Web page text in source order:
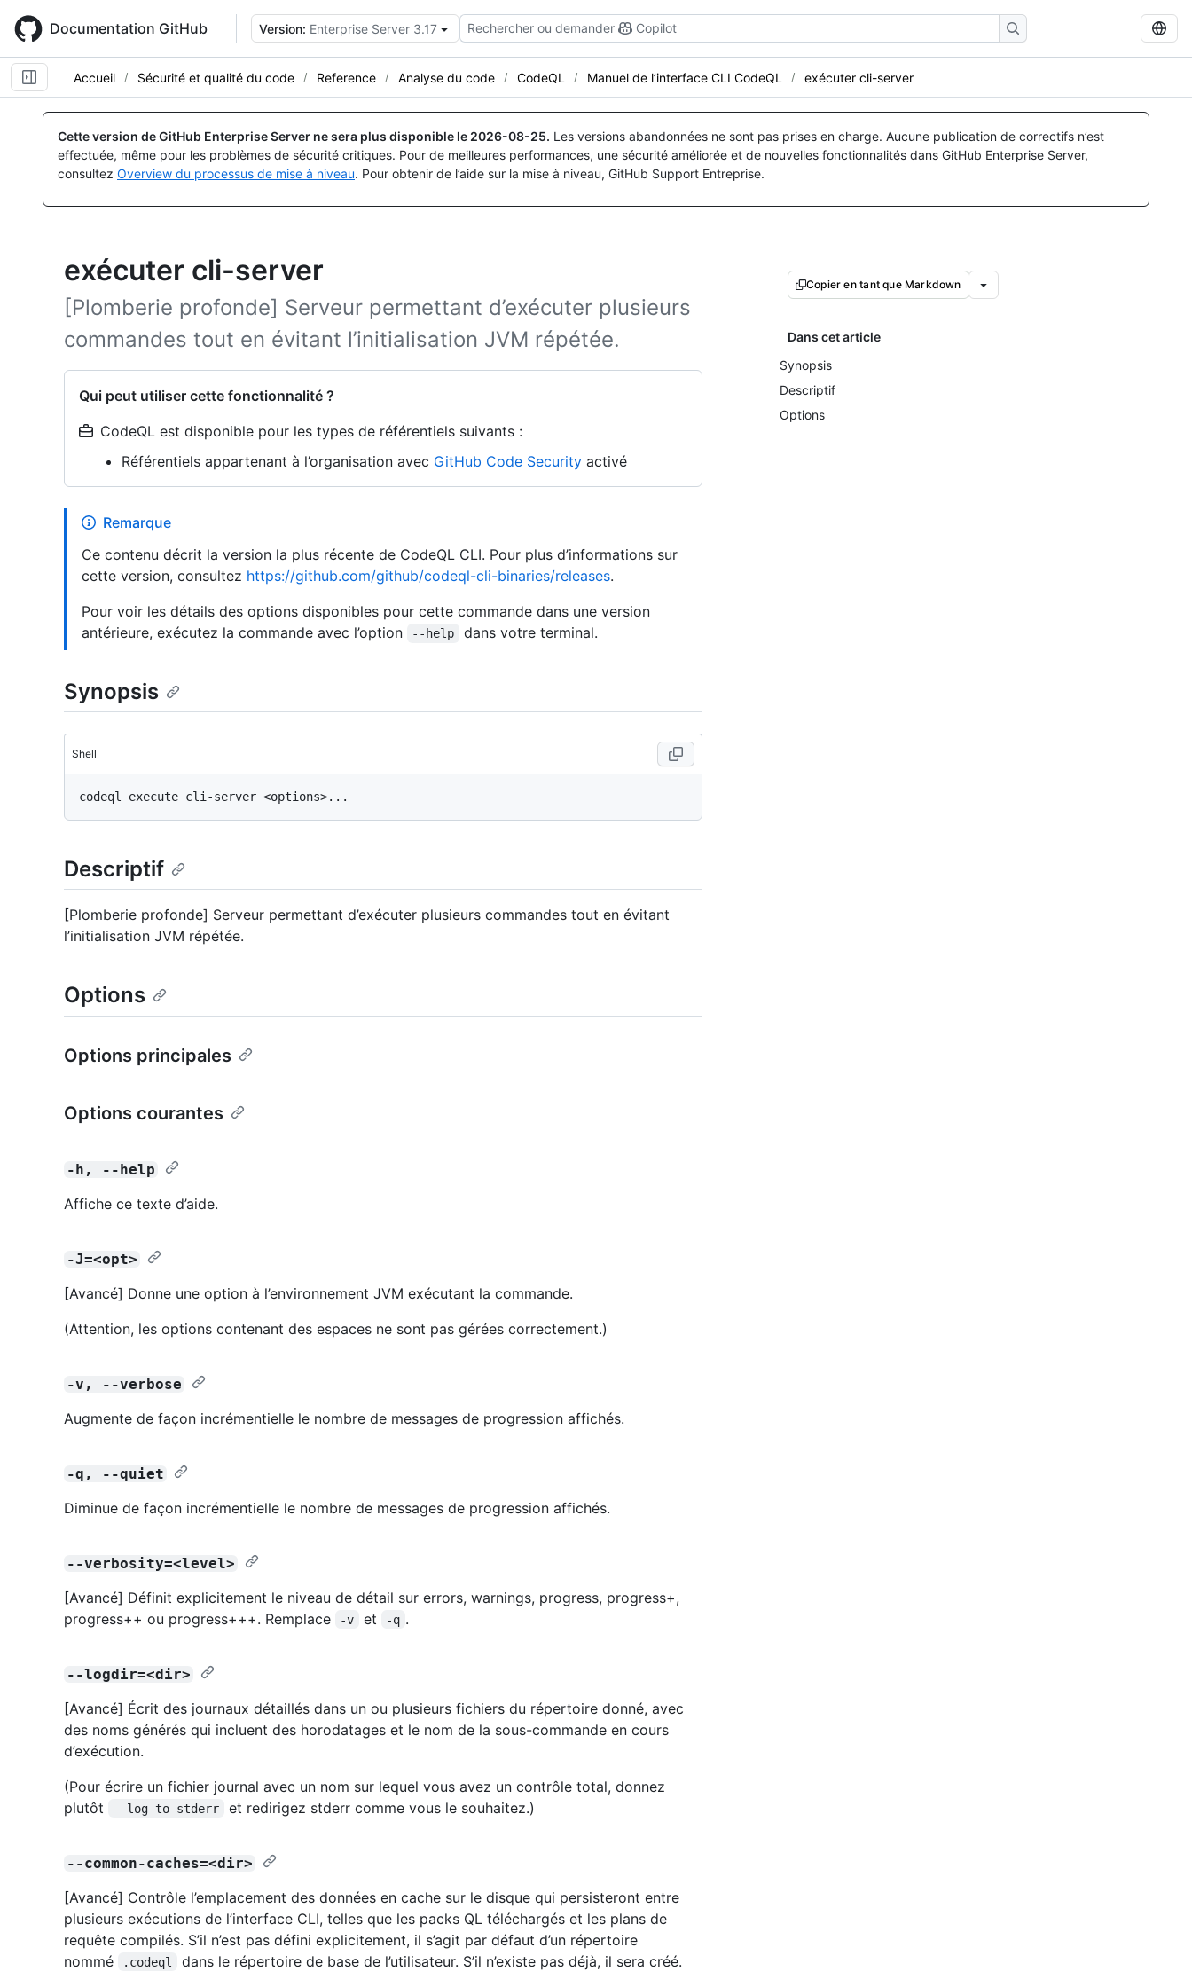
main
content
Documentation GitHub Version: Enterprise Server 3.17 Rechercher ou demander Copilot
Accueil Sécurité et qualité du code Reference Analyse du code CodeQL Manuel de l’interface CLI CodeQL exécuter cli-server
Cette version de GitHub Enterprise Server ne sera plus disponible le 2026-08-25. Les versions abandonnées ne sont pas prises en charge. Aucune publication de correctifs n’est
effectuée, même pour les problèmes de sécurité critiques. Pour de meilleures performances, une sécurité améliorée et de nouvelles fonctionnalités dans GitHub Enterprise Server,
consultez Overview du processus de mise à niveau. Pour obtenir de l’aide sur la mise à niveau, GitHub Support Entreprise.
exécuter cli-server
[Plomberie profonde] Serveur permettant d’exécuter plusieurs
commandes tout en évitant l’initialisation JVM répétée.
Qui peut utiliser cette fonctionnalité ?
CodeQL est disponible pour les types de référentiels suivants :
Référentiels appartenant à l’organisation avec GitHub Code Security activé
Copier en tant que Markdown
Dans cet article
Synopsis
Descriptif
Options
Remarque
Ce contenu décrit la version la plus récente de CodeQL CLI. Pour plus d’informations sur
cette version, consultez https://github.com/github/codeql-cli-binaries/releases.
Pour voir les détails des options disponibles pour cette commande dans une version
antérieure, exécutez la commande avec l’option
--help dans votre terminal.
Synopsis
Shell
Descriptif
[Plomberie profonde] Serveur permettant d’exécuter plusieurs commandes tout en évitant
l’initialisation JVM répétée.
Options
Options principales
Options courantes
-h, --help
Affiche ce texte d’aide.
-J=<opt>
[Avancé] Donne une option à l’environnement JVM exécutant la commande.
(Attention, les options contenant des espaces ne sont pas gérées correctement.)
-v, --verbose
Augmente de façon incrémentielle le nombre de messages de progression affichés.
-q, --quiet
Diminue de façon incrémentielle le nombre de messages de progression affichés.
--verbosity=<level>
[Avancé] Définit explicitement le niveau de détail sur errors, warnings, progress, progress+,
progress++ ou progress+++. Remplace
-v et -q .
--logdir=<dir>
[Avancé] Écrit des journaux détaillés dans un ou plusieurs fichiers du répertoire donné, avec
des noms générés qui incluent des horodatages et le nom de la sous-commande en cours
d’exécution.
(Pour écrire un fichier journal avec un nom sur lequel vous avez un contrôle total, donnez
plutôt
--log-to-stderr et redirigez stderr comme vous le souhaitez.)
--common-caches=<dir>
[Avancé] Contrôle l’emplacement des données en cache sur le disque qui persisteront entre
plusieurs exécutions de l’interface CLI, telles que les packs QL téléchargés et les plans de
requête compilés. S’il n’est pas défini explicitement, il s’agit par défaut d’un répertoire
nommé
.codeql dans le répertoire de base de l’utilisateur. S’il n’existe pas déjà, il sera créé.